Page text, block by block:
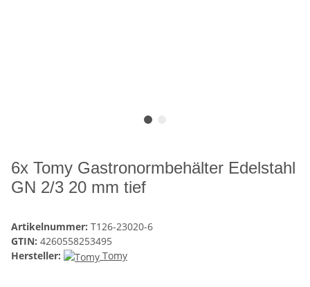
6x Tomy Gastronormbehälter Edelstahl
GN 2/3 20 mm tief
Artikelnummer: T126-23020-6
GTIN: 4260558253495
Hersteller:
Tomy